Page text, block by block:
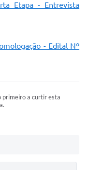
Etapa - Entrevista
- Edital Nº
primeiro a curtir esta